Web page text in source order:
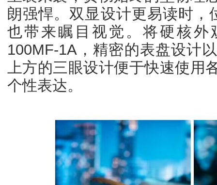
朗强悍。双显设计更易读时，
也带来瞩目视觉。将硬核外
100MF-1A，精密的表盘设计
上方的三眼设计便于快速使用
个性表达。